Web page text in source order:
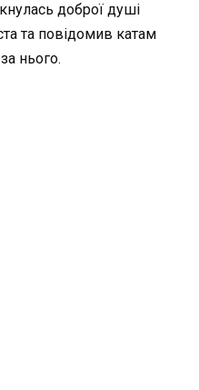
доброї душі
та повідомив катам
нього.